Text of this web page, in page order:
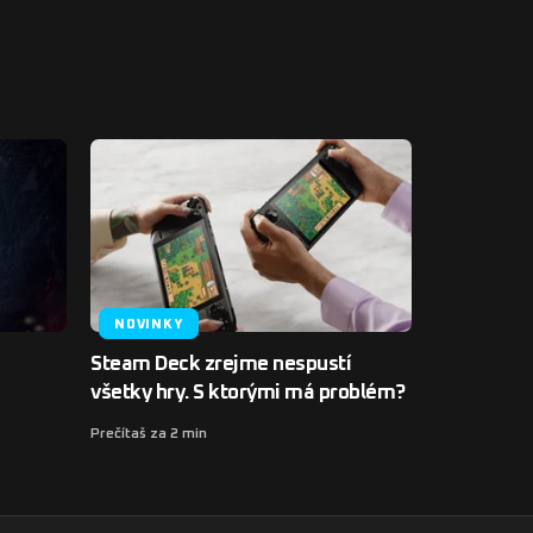
NOVINKY
Steam Deck zrejme nespustí
všetky hry. S ktorými má problém?
Prečítaš za 2 min